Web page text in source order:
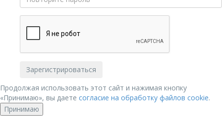
Продолжая использовать этот сайт и нажимая кнопку
«Принимаю», вы даете согласие на обработку файлов cookie.
Принимаю